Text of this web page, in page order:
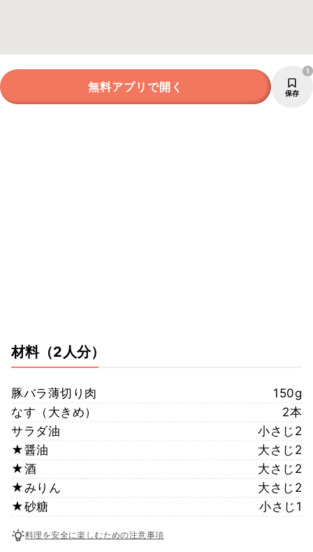
無料アプリで開く 保存
1
材料（2人分）
豚バラ薄切り肉
150g
なす（大きめ）
2本
サラダ油
小さじ2
★醤油
大さじ2
★酒
大さじ2
★みりん
大さじ2
★砂糖
小さじ1
料理を安全に楽しむための注意事項